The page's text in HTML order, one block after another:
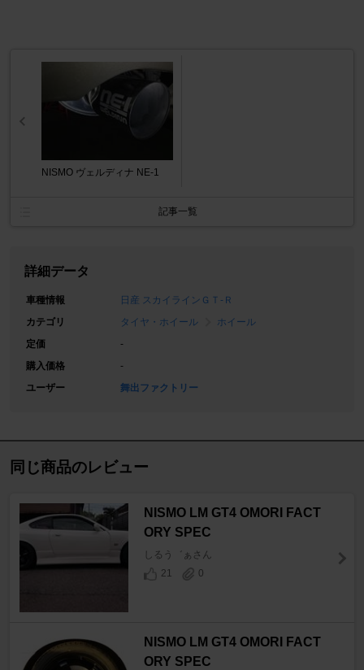
NISMO ヴェルディナ NE-1
記事一覧
詳細データ
車種情報
日産 スカイラインＧＴ‐Ｒ
カテゴリ
タイヤ・ホイール
ホイール
定価
-
購入価格
-
ユーザー
舞出ファクトリー
同じ商品のレビュー
NISMO LM GT4 OMORI FACT
ORY SPEC
しるう゛ぁさん
21
0
NISMO LM GT4 OMORI FACT
ORY SPEC